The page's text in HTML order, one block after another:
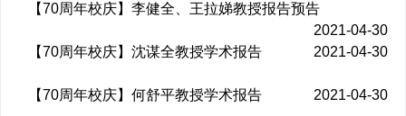
【70周年校庆】李健全、王拉娣教授报告预告
2021-04-30
【70周年校庆】沈谋全教授学术报告
2021-04-30
【70周年校庆】何舒平教授学术报告 2021-04-30